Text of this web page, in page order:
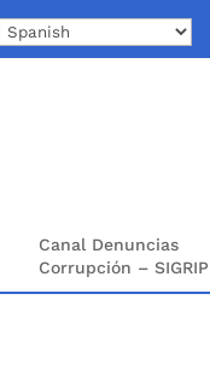
Canal Denuncias
Corrupción – SIGRIP